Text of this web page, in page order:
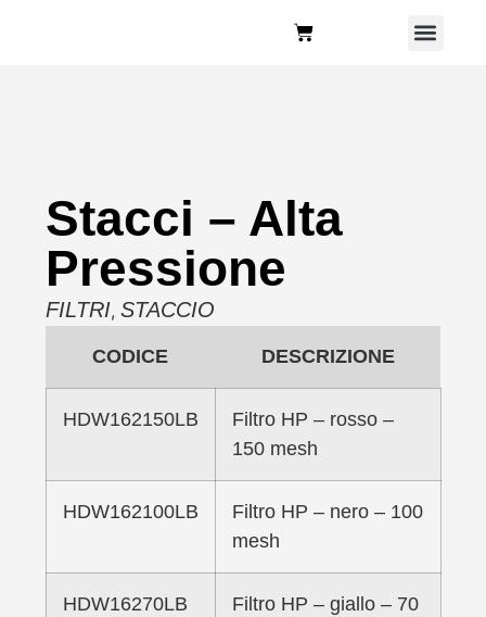
Stacci – Alta
Pressione
FILTRI, STACCIO
CODICE DESCRIZIONE
HDW162150LB
Filtro HP – rosso –
150 mesh
HDW162100LB
Filtro HP – nero – 100
mesh
HDW16270LB
Filtro HP – giallo – 70